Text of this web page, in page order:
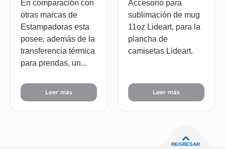
En comparación con
otras marcas de
Estampadoras esta
posee, además de la
transferencia térmica
para prendas, un...
Leer más
Accesorio para
sublimación de mug
11oz Lideart, para la
plancha de
camisetas Lideart.
Leer más
REGRESAR